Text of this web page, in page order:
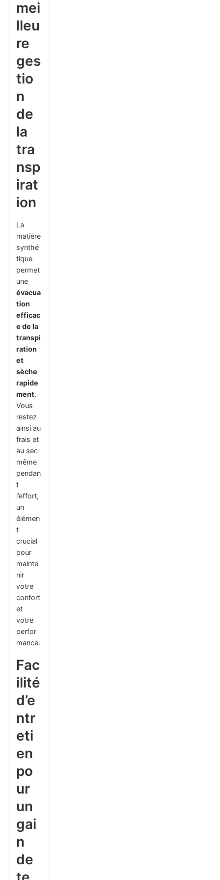
mei
lleu
re
ges
tio
n
de
la
tra
nsp
irat
ion
La
matière
synthé
tique
permet
une
évacua
tion
efficac
e de la
transpi
ration
et
sèche
rapide
ment.
Vous
restez
ainsi au
frais et
au sec
même
pendan
t
l’effort,
un
élémen
t
crucial
pour
mainte
nir
votre
confort
et
votre
perfor
mance.
Fac
ilité
d’e
ntr
eti
en
po
ur
un
gai
n
de